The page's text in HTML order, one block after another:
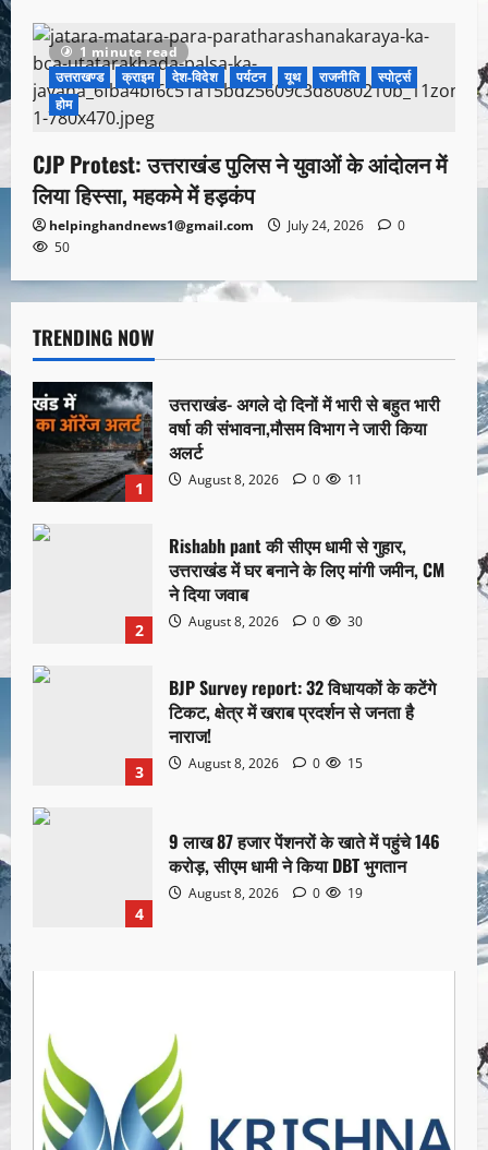
1 minute read
उत्तराखण्ड
क्राइम देश-विदेश पर्यटन यूथ राजनीति
स्पोर्ट्स
होम
CJP Protest: उत्तराखंड पुलिस ने युवाओं के आंदोलन में
लिया हिस्सा, महकमे में हड़कंप
helpinghandnews1@gmail.com July 24, 2026
0
50
TRENDING NOW
1
उत्तराखंड- अगले दो दिनों में भारी से बहुत भारी
वर्षा की संभावना,मौसम विभाग ने जारी किया
अलर्ट
August 8, 2026 0 11
2
Rishabh pant की सीएम धामी से गुहार,
उत्तराखंड में घर बनाने के लिए मांगी जमीन, CM
ने दिया जवाब
August 8, 2026 0 30
3
BJP Survey report: 32 विधायकों के कटेंगे
टिकट, क्षेत्र में खराब प्रदर्शन से जनता है
नाराज!
August 8, 2026 0 15
4
9 लाख 87 हजार पेंशनरों के खाते में पहुंचे 146
करोड़, सीएम धामी ने किया DBT भुगतान
August 8, 2026 0 19